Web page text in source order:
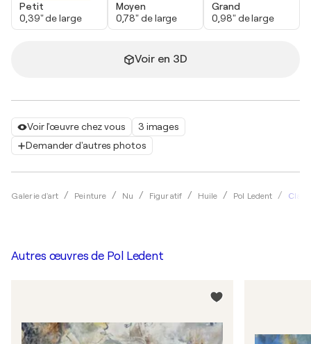
Voir l'œuvre chez vous
3 images
Demander d'autres photos
Galerie d'art Peinture Nu Figuratif Huile Pol Ledent Clara
Petit
0,39" de large
Moyen
0,78" de large
Grand
0,98" de large
Voir en 3D
Autres œuvres de Pol Ledent